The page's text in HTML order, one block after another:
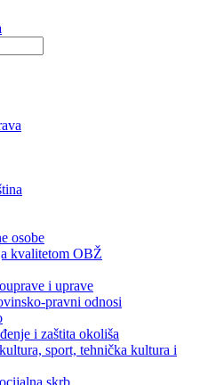
osobe
kvalitetom OBŽ
i uprave
pravni odnosi
i zaštita okoliša
sport, tehnička kultura i